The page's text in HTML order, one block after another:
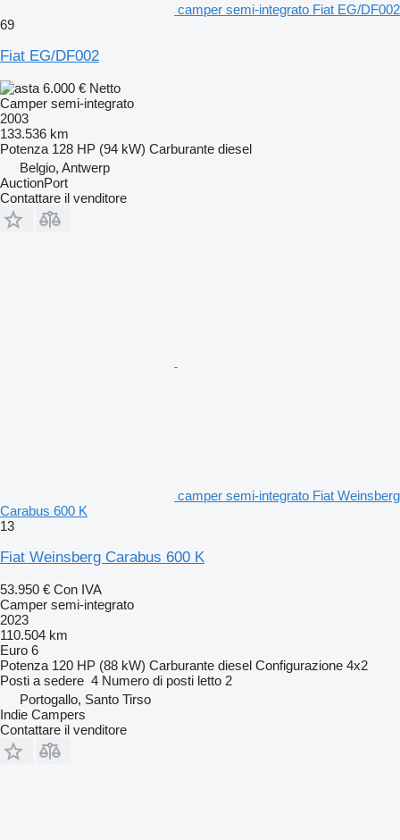
camper semi-integrato Fiat EG/DF002
69
Fiat EG/DF002
6.000 € Netto
Camper semi-integrato
2003
133.536 km
Potenza 128 HP (94 kW) Carburante diesel
Belgio, Antwerp
AuctionPort
Contattare il venditore
camper semi-integrato Fiat Weinsberg
Carabus 600 K
13
Fiat Weinsberg Carabus 600 K
53.950 € Con IVA
Camper semi-integrato
2023
110.504 km
Euro 6
Potenza 120 HP (88 kW) Carburante diesel Configurazione 4x2
Posti a sedere 4 Numero di posti letto 2
Portogallo, Santo Tirso
Indie Campers
Contattare il venditore